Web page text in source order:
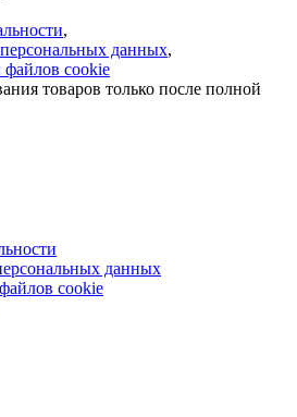
,
данных,
cookie
товаров только после полной
данных
cookie